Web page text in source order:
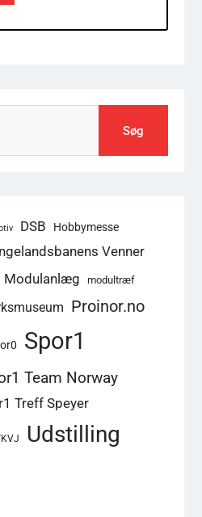
DSB Hobbymesse
Venner
Modulanlæg modultræf
Proinor.no
Spor1
Team Norway
Treff Speyer
Udstilling